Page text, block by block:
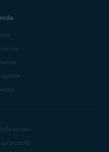
noi
digitale
privacy
prodotti